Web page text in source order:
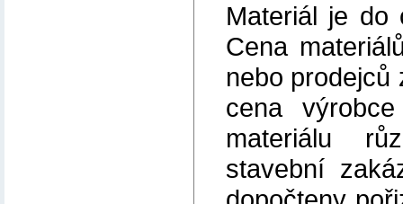
Materiál je do
Cena
nebo prodejců
cena
materiálu
stavební